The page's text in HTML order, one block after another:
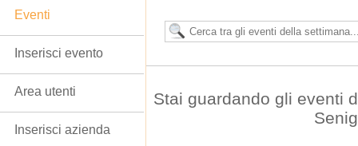
Stai guardando gli eventi
Eventi
Inserisci evento
Area utenti
Inserisci azienda